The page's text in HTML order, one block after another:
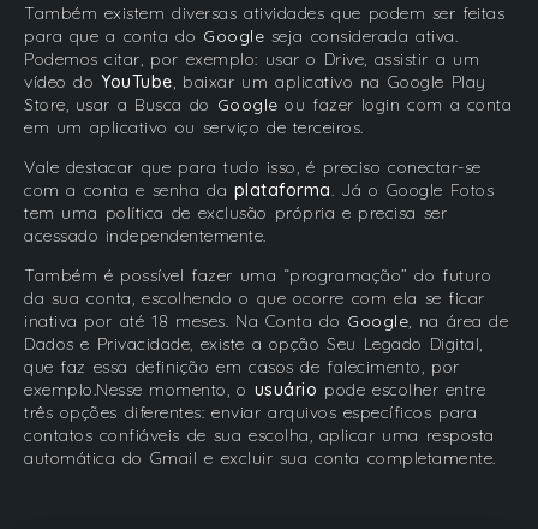
Também existem diversas atividades que podem ser feitas
para que a conta do Google seja considerada ativa.
Podemos citar, por exemplo: usar o Drive, assistir a um
vídeo doYouTube, baixar um aplicativo na Google Play
Store, usar a Busca do Google ou fazer login com a conta
em um aplicativo ou serviço de terceiros.
Vale destacar que para tudo isso, é preciso conectar-se
com a conta e senha da plataforma. Já o Google Fotos
tem uma política de exclusão própria e precisa ser
acessado independentemente.
Também é possível fazer uma “programação” do futuro
da sua conta, escolhendo o que ocorre com ela se ficar
inativa por até 18 meses. Na Conta do Google, na área de
Dados e Privacidade, existe a opção Seu Legado Digital,
que faz essa definição em casos de falecimento, por
exemplo.Nesse momento, o usuário pode escolher entre
três opções diferentes: enviar arquivos específicos para
contatos confiáveis de sua escolha, aplicar uma resposta
automática do Gmail e excluir sua conta completamente.